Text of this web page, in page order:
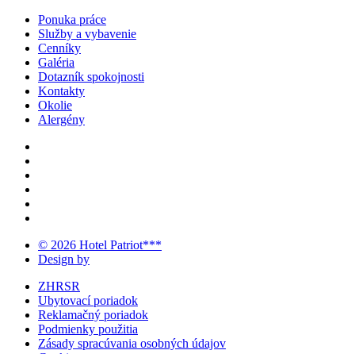
Ponuka práce
Služby a vybavenie
Cenníky
Galéria
Dotazník spokojnosti
Kontakty
Okolie
Alergény
© 2026 Hotel Patriot***
Design by
ZHRSR
Ubytovací poriadok
Reklamačný poriadok
Podmienky použitia
Zásady spracúvania osobných údajov